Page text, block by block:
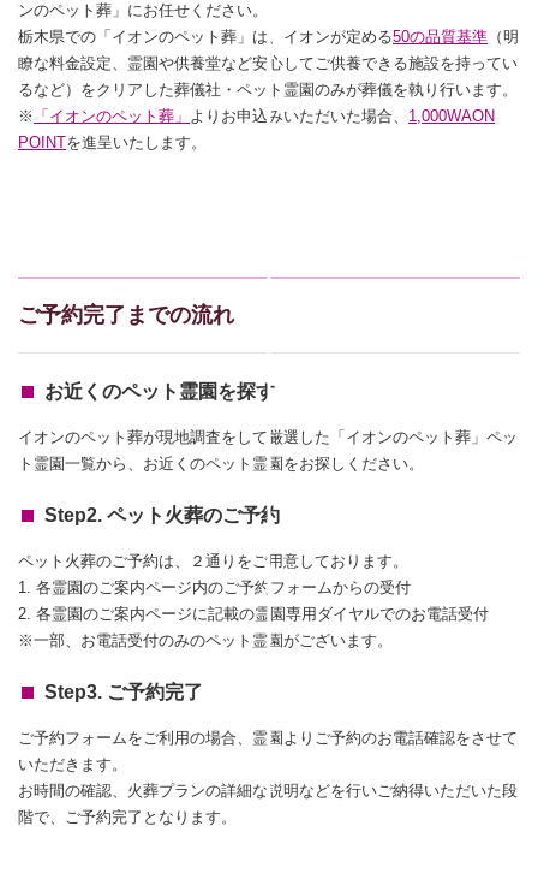
ンのペット葬」にお任せください。
栃木県での「イオンのペット葬」は、イオンが定める50の品質基準 （明
瞭な料金設定、霊園や供養堂など安心してご供養できる施設を持ってい
るなど）をクリアした葬儀社・ペット霊園のみが葬儀を執り行います。
※ 「イオンのペット葬」 よりお申込みいただいた場合、 1,000WAON
POINTを進呈いたします。
ご予約完了までの流れ
お近くのペット霊園を探す
イオンのペット葬が現地調査をして厳選した「イオンのペット葬」ペッ
ト霊園一覧から、お近くのペット霊園をお探しください。
Step2. ペット火葬のご予約
ペット火葬のご予約は、２通りをご用意しております。
1. 各霊園のご案内ページ内のご予約フォームからの受付
2. 各霊園のご案内ページに記載の霊園専用ダイヤルでのお電話受付
※一部、お電話受付のみのペット霊園がございます。
Step3. ご予約完了
ご予約フォームをご利用の場合、霊園よりご予約のお電話確認をさせて
いただきます。
お時間の確認、火葬プランの詳細な説明などを行いご納得いただいた段
階で、ご予約完了となります。